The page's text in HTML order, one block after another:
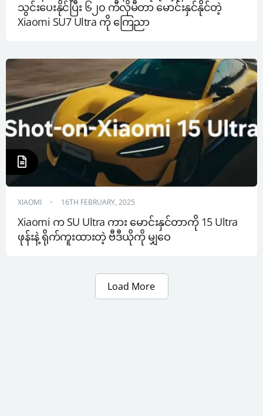
သွင်းပေးနိုင်ပြီး ၆၂၀ ကီလိုမီတာ မောင်းနှင်နိုင်တဲ့
Xiaomi SU7 Ultra ကို ကြေညာ
XIAOMI 16TH FEBRUARY, 2025
Xiaomi က SU Ultra ကား မောင်းနှင်တာကို 15 Ultra
ဖုန်းနဲ့ ရိုက်ကူးထားတဲ့ ဗီဒီယိုကို မျှဝေ
Load More